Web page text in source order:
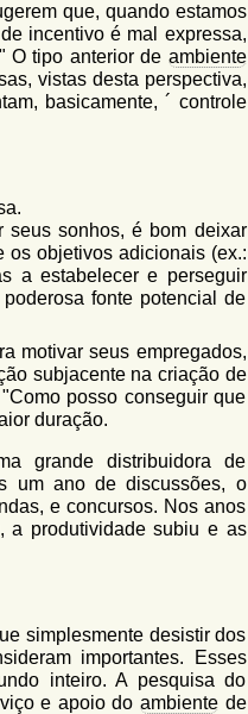
que, quando estamos
incentivo é mal expressa,
O tipo anterior de ambiente
vistas desta perspectiva,
basicamente, ´ controle
seus sonhos, é bom deixar
os objetivos adicionais (ex.:
a estabelecer e perseguir
fonte potencial de
motivar seus empregados,
subjacente na criação de
posso conseguir que
duração.
grande distribuidora de
um ano de discussões, o
e concursos. Nos anos
a produtividade subiu e as
simplesmente desistir dos
importantes. Esses
inteiro. A pesquisa do
e apoio do ambientede